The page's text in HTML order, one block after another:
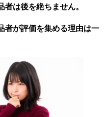
は後を絶ちません。
者が評価を集める理由は一